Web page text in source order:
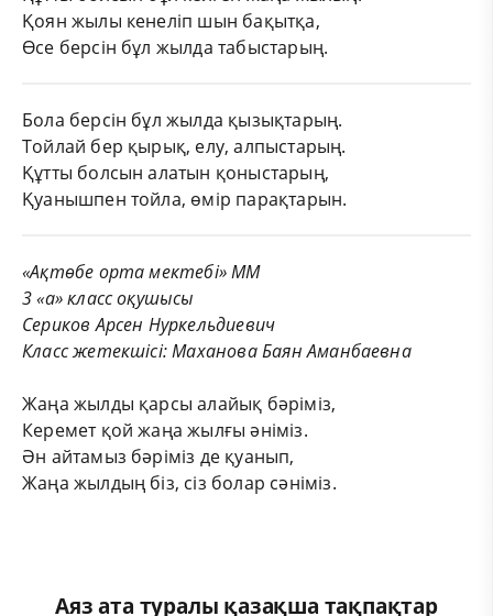
Қоян жылы кенеліп шын бақытқа,
Өсе берсін бұл жылда табыстарың.
Бола берсін бұл жылда қызықтарың.
Тойлай бер қырық, елу, алпыстарың.
Құтты болсын алатын қоныстарың,
Қуанышпен тойла, өмір парақтарын.
«Ақтөбе орта мектебі» ММ
3 «а» класс оқушысы
Сериков Арсен Нуркельдиевич
Класс жетекшісі: Маханова Баян Аманбаевна
Жаңа жылды қарсы алайық бәріміз,
Керемет қой жаңа жылғы әніміз.
Ән айтамыз бәріміз де қуанып,
Жаңа жылдың біз, сіз болар сәніміз.
Аяз ата туралы қазақша тақпақтар